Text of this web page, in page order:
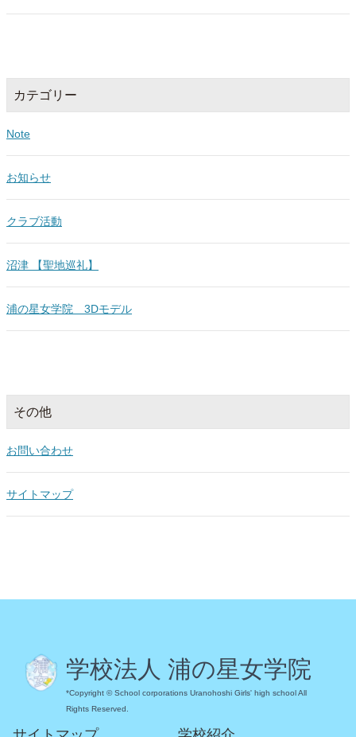
カテゴリー
Note
お知らせ
クラブ活動
沼津 【聖地巡礼】
浦の星女学院 3Dモデル
その他
お問い合わせ
サイトマップ
学校法人 浦の星女学院
*Copyright © School corporations Uranohoshi Girls' high school All
Rights Reserved.